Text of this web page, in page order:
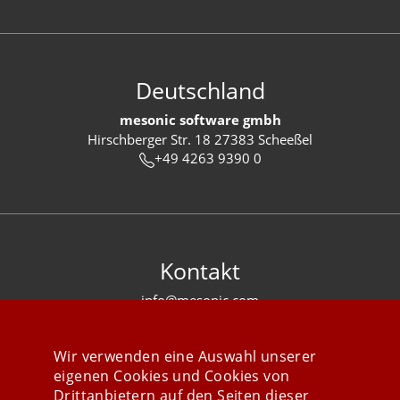
Deutschland
mesonic software gmbh
Hirschberger Str. 18 27383 Scheeßel
+49 4263 9390 0
Kontakt
info@mesonic.com
Wir verwenden eine Auswahl unserer
eigenen Cookies und Cookies von
Drittanbietern auf den Seiten dieser